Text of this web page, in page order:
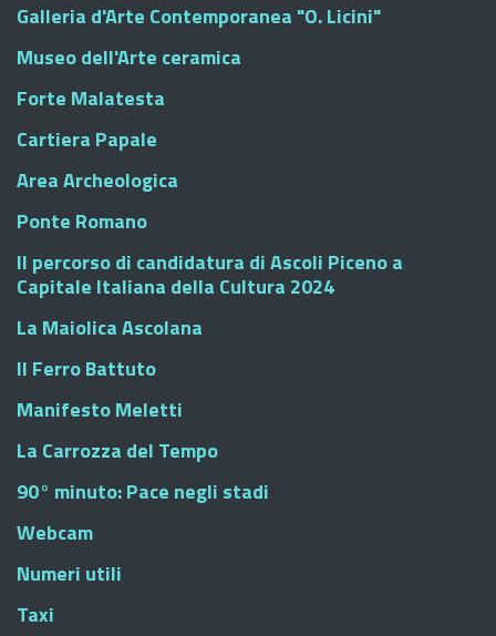
Galleria d'Arte Contemporanea "O. Licini"
Museo dell'Arte ceramica
Forte Malatesta
Cartiera Papale
Area Archeologica
Ponte Romano
Il percorso di candidatura di Ascoli Piceno a
Capitale Italiana della Cultura 2024
La Maiolica Ascolana
Il Ferro Battuto
Manifesto Meletti
La Carrozza del Tempo
90° minuto: Pace negli stadi
Webcam
Numeri utili
Taxi